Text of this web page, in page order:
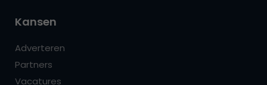
Kansen
Adverteren
Partners
Vacatures